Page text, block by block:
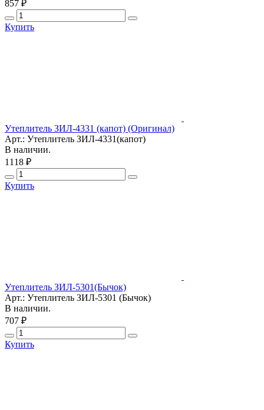
857 ₽
Купить
Утеплитель ЗИЛ-4331 (капот) (Оригинал)
Арт.: Утеплитель ЗИЛ-4331(капот)
В наличии.
1118 ₽
Купить
Утеплитель ЗИЛ-5301(Бычок)
Арт.: Утеплитель ЗИЛ-5301 (Бычок)
В наличии.
707 ₽
Купить